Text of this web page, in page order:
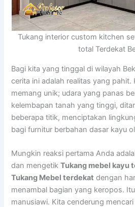
Tukang interior custom kitchen
total Terdekat
Bagi kita yang tinggal di wilayah
cerita ini adalah realitas yang pahit.
memang unik; udara yang panas
kelembapan tanah yang tinggi,
beberapa titik, menciptakan
bagi furnitur berbahan dasar kayu
Mungkin reaksi pertama Anda
dan mengetikTukang mebel kayu
Tukang Mebel terdekat dengan
menambal bagian yang keropos.
manusiawi. Kita cenderung